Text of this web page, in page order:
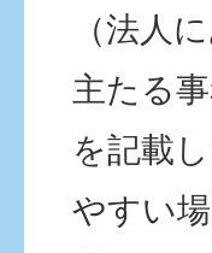
（法人
主たる
を記載
やすい